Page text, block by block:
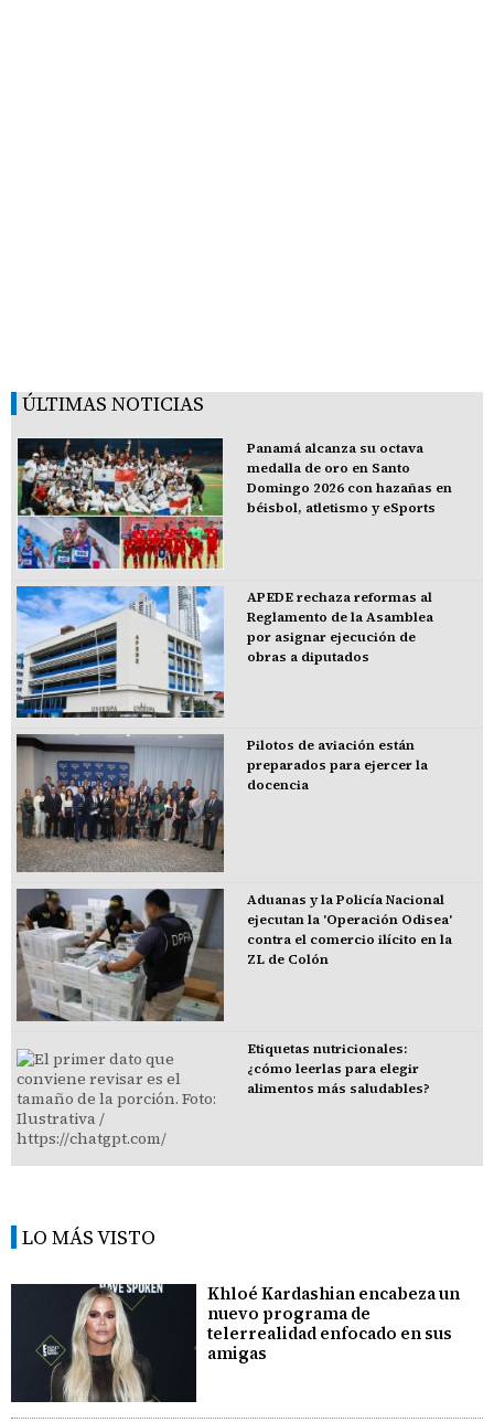
ÚLTIMAS NOTICIAS
Panamá alcanza su octava
medalla de oro en Santo
Domingo 2026 con hazañas en
béisbol, atletismo y eSports
APEDE rechaza reformas al
Reglamento de la Asamblea
por asignar ejecución de
obras a diputados
Pilotos de aviación están
preparados para ejercer la
docencia
Aduanas y la Policía Nacional
ejecutan la 'Operación Odisea'
contra el comercio ilícito en la
ZL de Colón
Etiquetas nutricionales:
¿cómo leerlas para elegir
alimentos más saludables?
LO MÁS VISTO
Khloé Kardashian encabeza un
nuevo programa de
telerrealidad enfocado en sus
amigas